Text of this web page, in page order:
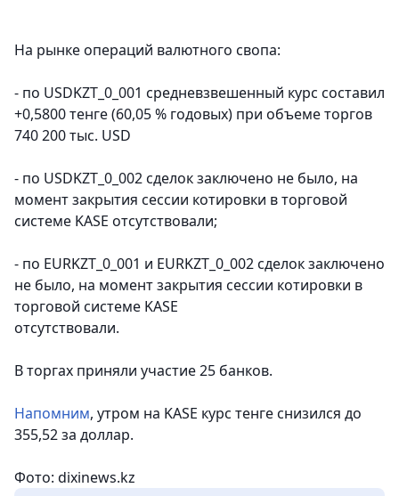
На рынке операций валютного свопа:
- по USDKZT_0_001 средневзвешенный курс составил
+0,5800 тенге (60,05 % годовых) при объеме торгов
740 200 тыс. USD
- по USDKZT_0_002 сделок заключено не было, на
момент закрытия сессии котировки в торговой
системе KASE отсутствовали;
- по EURKZT_0_001 и EURKZT_0_002 сделок заключено
не было, на момент закрытия сессии котировки в
торговой системе KASE
отсутствовали.
В торгах приняли участие 25 банков.
Напомним, утром на KASE курс тенге снизился до
355,52 за доллар.
Фото: dixinews.kz